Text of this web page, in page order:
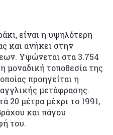
είναι η υψηλότερη
και ανήκει στην
Υψώνεται στα 3.754
μοναδική τοποθεσία της
προηγείται η
μετάφρασης.
20 μέτρα μέχρι το 1991,
και πάγου
του.